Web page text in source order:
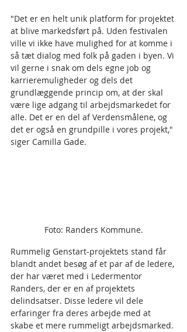
"Det er en helt unik platform for projektet
at blive markedsført på. Uden festivalen
ville vi ikke have mulighed for at komme i
så tæt dialog med folk på gaden i byen. Vi
vil gerne i snak om dels egne job og
karrieremuligheder og dels det
grundlæggende princip om, at der skal
være lige adgang til arbejdsmarkedet for
alle. Det er en del af Verdensmålene, og
det er også en grundpille i vores projekt,"
siger Camilla Gade.
Foto: Randers Kommune.
Rummelig Genstart-projektets stand får
blandt andet besøg af et par af de ledere,
der har været med i Ledermentor
Randers, der er en af projektets
delindsatser. Disse ledere vil dele
erfaringer fra deres arbejde med at
skabe et mere rummeligt arbejdsmarked.